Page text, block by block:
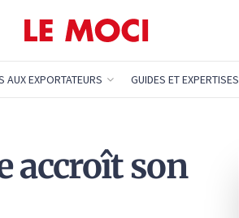
AUX EXPORTATEURS GUIDES ET EXPERTISES
accroît son